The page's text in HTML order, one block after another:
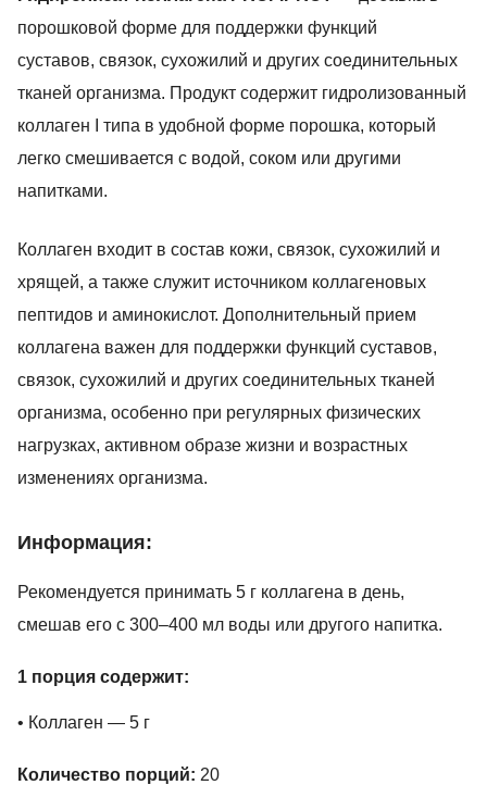
порошковой форме для поддержки функций
суставов, связок, сухожилий и других соединительных
тканей организма. Продукт содержит гидролизованный
коллаген I типа в удобной форме порошка, который
легко смешивается с водой, соком или другими
напитками.
Коллаген входит в состав кожи, связок, сухожилий и
хрящей, а также служит источником коллагеновых
пептидов и аминокислот. Дополнительный прием
коллагена важен для поддержки функций суставов,
связок, сухожилий и других соединительных тканей
организма, особенно при регулярных физических
нагрузках, активном образе жизни и возрастных
изменениях организма.
Информация:
Рекомендуется принимать 5 г коллагена в день,
смешав его с 300–400 мл воды или другого напитка.
1 порция содержит:
• Коллаген — 5 г
Количество порций: 20